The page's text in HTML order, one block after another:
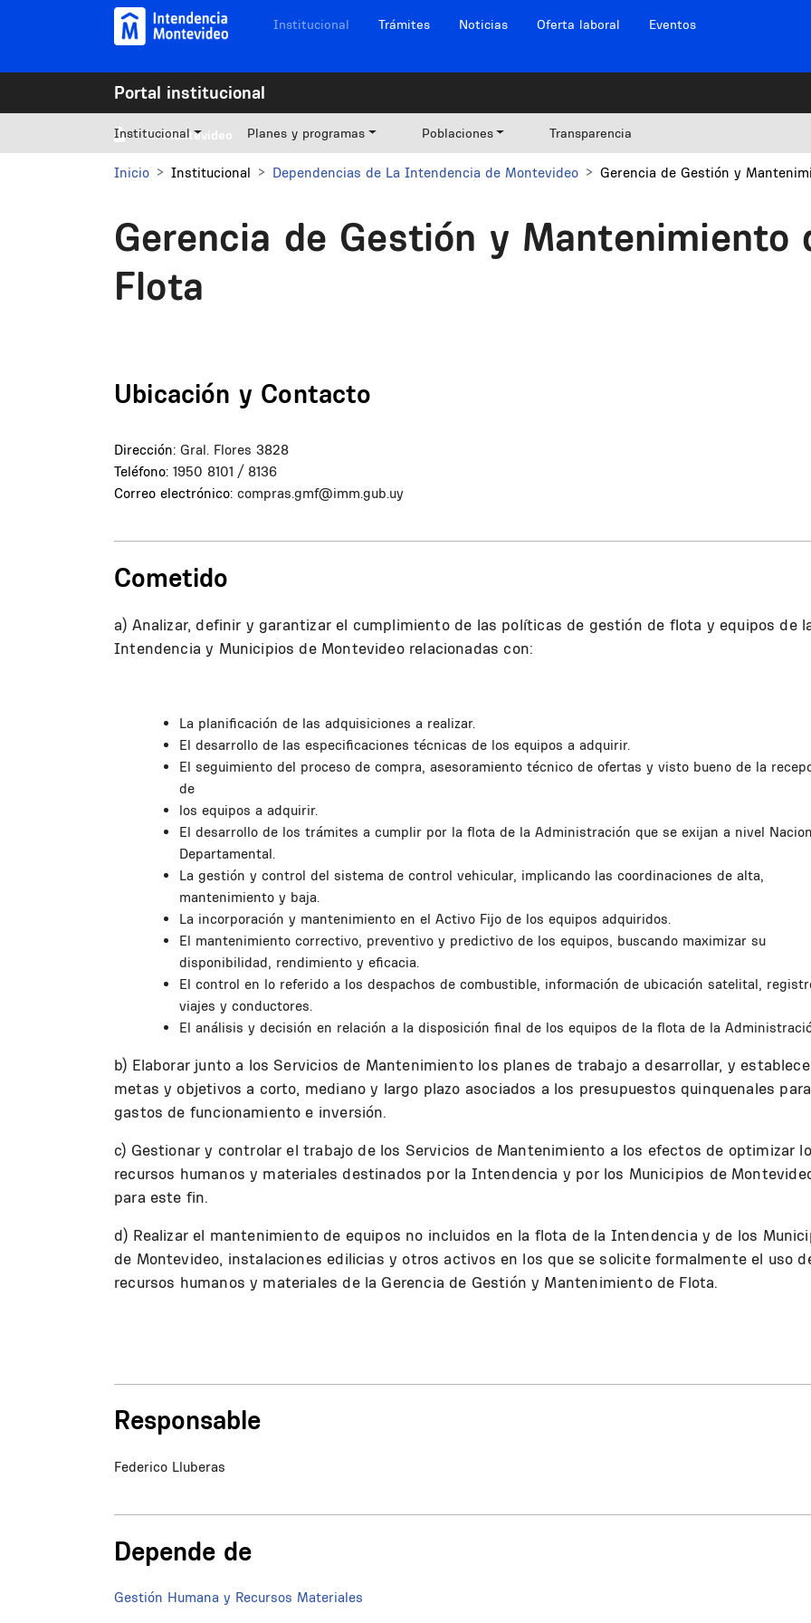
Pasar al contenido principal Navegación sitios
Institucional Trámites Noticias Oferta laboral Eventos
Portal institucional
Mi Montevideo
Institucional Planes y programas Poblaciones Transparencia
Inicio Institucional Dependencias de La Intendencia de Montevideo Gerencia de Gestión y
Gerencia de Gestión y Mantenimiento
Flota
Ubicación y Contacto
Dirección: Gral. Flores 3828
Teléfono: 1950 8101 / 8136
Correo electrónico: compras.gmf@imm.gub.uy
Cometido
a) Analizar, definir y garantizar el cumplimiento de las políticas de gestión de flota y equipos de
Intendencia y Municipios de Montevideo relacionadas con:
La planificación de las adquisiciones a realizar.
El desarrollo de las especificaciones técnicas de los equipos a adquirir.
El seguimiento del proceso de compra, asesoramiento técnico de ofertas y visto bueno de la
de
los equipos a adquirir.
El desarrollo de los trámites a cumplir por la flota de la Administración que se exijan a nivel
Departamental.
La gestión y control del sistema de control vehicular, implicando las coordinaciones de alta,
mantenimiento y baja.
La incorporación y mantenimiento en el Activo Fijo de los equipos adquiridos.
El mantenimiento correctivo, preventivo y predictivo de los equipos, buscando maximizar su
disponibilidad, rendimiento y eficacia.
El control en lo referido a los despachos de combustible, información de ubicación satelital,
viajes y conductores.
El análisis y decisión en relación a la disposición final de los equipos de la flota de la
b) Elaborar junto a los Servicios de Mantenimiento los planes de trabajo a desarrollar, y
metas y objetivos a corto, mediano y largo plazo asociados a los presupuestos quinquenales para
gastos de funcionamiento e inversión.
c) Gestionar y controlar el trabajo de los Servicios de Mantenimiento a los efectos de optimizar
recursos humanos y materiales destinados por la Intendencia y por los Municipios de
para este fin.
d) Realizar el mantenimiento de equipos no incluidos en la flota de la Intendencia y de los
de Montevideo, instalaciones edilicias y otros activos en los que se solicite formalmente el uso
recursos humanos y materiales de la Gerencia de Gestión y Mantenimiento de Flota.
Responsable
Federico Lluberas
Depende de
Gestión Humana y Recursos Materiales